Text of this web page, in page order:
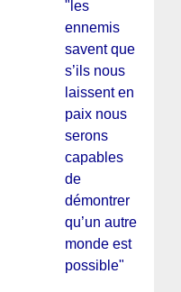
"les
ennemis
savent que
s’ils nous
laissent en
paix nous
serons
capables
de
démontrer
qu’un autre
monde est
possible"